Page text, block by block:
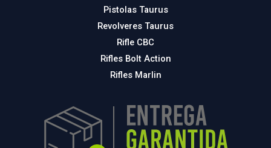
Pistolas Taurus
Revolveres Taurus
Rifle CBC
Rifles Bolt Action
Rifles Marlin